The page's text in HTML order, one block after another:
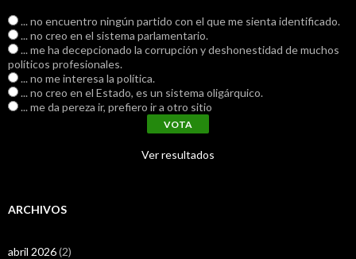
... no encuentro ningún partido con el que me sienta identificado.
... no creo en el sistema parlamentario.
... me ha decepcionado la corrupción y deshonestidad de muchos
políticos profesionales.
... no me interesa la política.
... no creo en el Estado, es un sistema oligárquico.
... me da pereza ir, prefiero ir a otro sitio
Ver resultados
ARCHIVOS
abril 2026(2)